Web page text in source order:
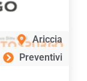
Ariccia
Preventivi